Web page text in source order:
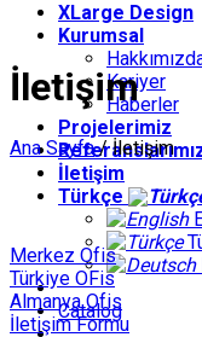
XLarge Design
Kurumsal
Kariyer
Haberler
Projelerimiz
İletişim
Türkçe
Catalog
İletişim
Ana Sayfa /İletişim
Merkez Ofis
Türkiye OFis
Almanya Ofis
İletişim Formu